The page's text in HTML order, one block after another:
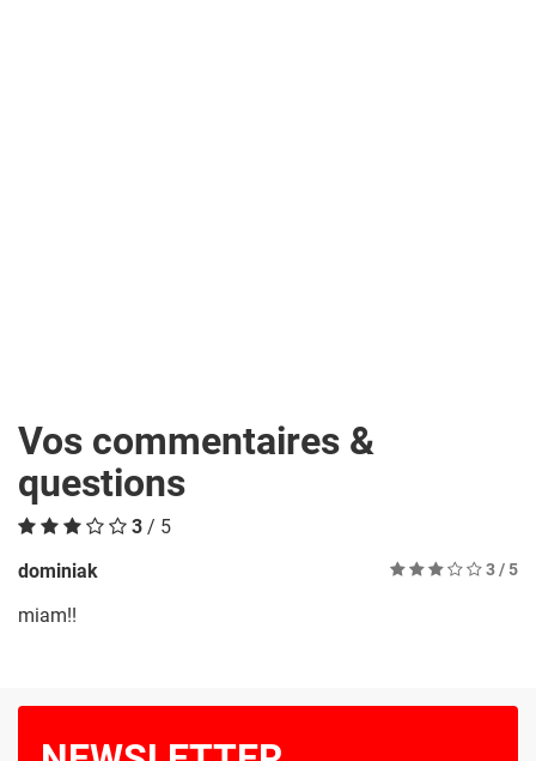
Vos commentaires &
questions
3 / 5
dominiak
3/ 5
miam!!